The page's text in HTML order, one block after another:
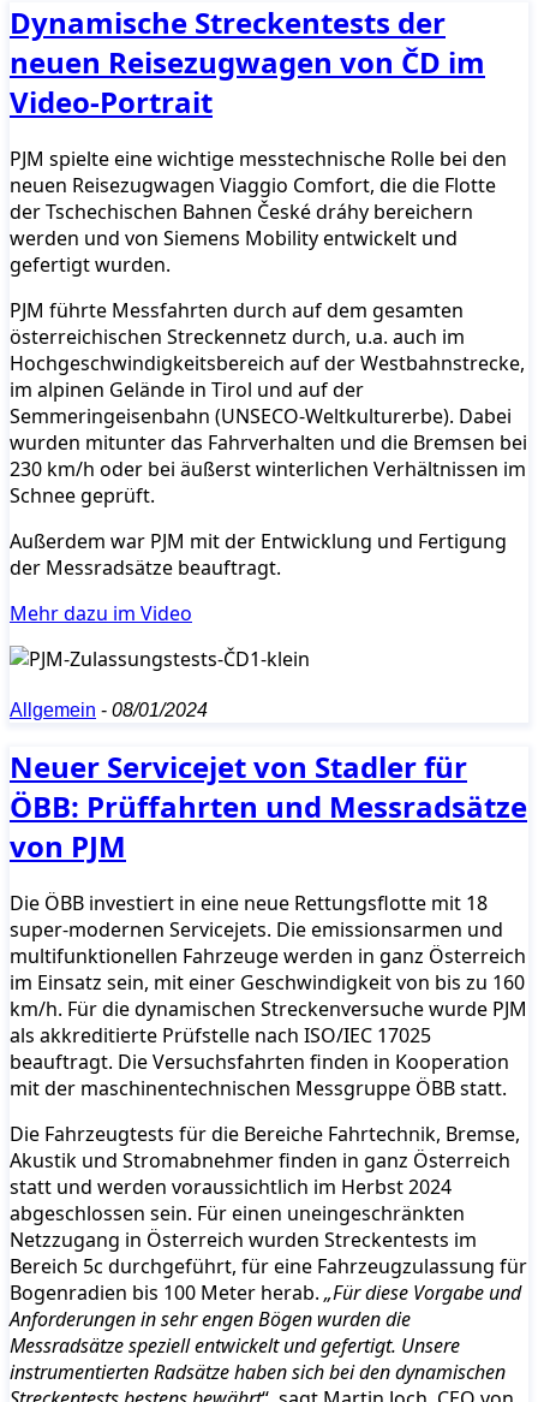
Dynamische Streckentests der
neuen Reisezugwagen von ČD im
Video-Portrait
PJM spielte eine wichtige messtechnische Rolle bei den
neuen Reisezugwagen Viaggio Comfort, die die Flotte
der Tschechischen Bahnen České dráhy bereichern
werden und von Siemens Mobility entwickelt und
gefertigt wurden.
PJM führte Messfahrten durch auf dem gesamten
österreichischen Streckennetz durch, u.a. auch im
Hochgeschwindigkeitsbereich auf der Westbahnstrecke,
im alpinen Gelände in Tirol und auf der
Semmeringeisenbahn (UNSECO-Weltkulturerbe). Dabei
wurden mitunter das Fahrverhalten und die Bremsen bei
230 km/h oder bei äußerst winterlichen Verhältnissen im
Schnee geprüft.
Außerdem war PJM mit der Entwicklung und Fertigung
der Messradsätze beauftragt.
Mehr dazu im Video
Allgemein - 08/01/2024
Neuer Servicejet von Stadler für
ÖBB: Prüffahrten und Messradsätze
von PJM
Die ÖBB investiert in eine neue Rettungsflotte mit 18
super-modernen Servicejets. Die emissionsarmen und
multifunktionellen Fahrzeuge werden in ganz Österreich
im Einsatz sein, mit einer Geschwindigkeit von bis zu 160
km/h. Für die dynamischen Streckenversuche wurde PJM
als akkreditierte Prüfstelle nach ISO/IEC 17025
beauftragt. Die Versuchsfahrten finden in Kooperation
mit der maschinentechnischen Messgruppe ÖBB statt.
Die Fahrzeugtests für die Bereiche Fahrtechnik, Bremse,
Akustik und Stromabnehmer finden in ganz Österreich
statt und werden voraussichtlich im Herbst 2024
abgeschlossen sein. Für einen uneingeschränkten
Netzzugang in Österreich wurden Streckentests im
Bereich 5c durchgeführt, für eine Fahrzeugzulassung für
Bogenradien bis 100 Meter herab. „Für diese Vorgabe und
Anforderungen in sehr engen Bögen wurden die
Messradsätze speziell entwickelt und gefertigt. Unsere
instrumentierten Radsätze haben sich bei den dynamischen